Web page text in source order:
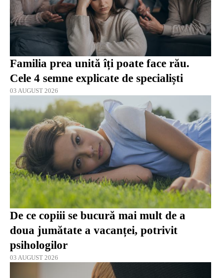
Familia prea unită îți poate face rău.
Cele 4 semne explicate de specialiști
03 AUGUST 2026
De ce copiii se bucură mai mult de a
doua jumătate a vacanței, potrivit
psihologilor
03 AUGUST 2026